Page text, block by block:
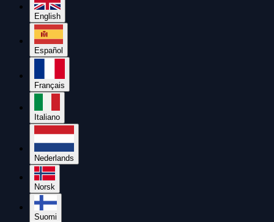
English
Español
Français
Italiano
Nederlands
Norsk
Suomi